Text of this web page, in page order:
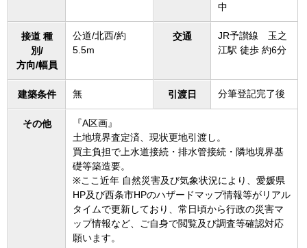
中
接道 種
別/
方向/幅員
公道/北西/約
5.5m
交通
JR予讃線 玉之
江駅 徒歩 約6分
建築条件 無 引渡日 分筆登記完了後
その他
『A区画』
土地境界査定済、現状更地引渡し。
買主負担で上水道接続・排水管接続・隣地境界基
礎等築造要。
※ここ近年 自然災害及び気象状況により、愛媛県
HP及び西条市HPのハザードマップ情報等がリアル
タイムで更新しており、常日頃から行政の災害マ
ップ情報など、ご自身で閲覧及び調査等確認対応
願います。